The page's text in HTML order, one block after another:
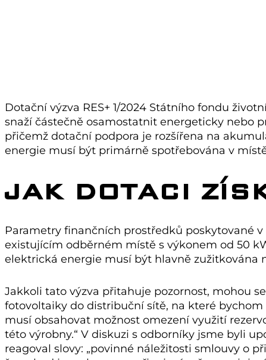
Dotační výzva RES+ 1/2024 Státního fondu
snaží částečně osamostatnit energeticky nebo
přičemž dotační podpora je rozšířena na
energie musí být primárně spotřebována v
JAK DOTACI
Parametry finančních prostředků poskytované
existujícím odběrném místě s výkonem od 50
elektrická energie musí být hlavně zužitkována
Jakkoli tato výzva přitahuje pozornost, mohou
fotovoltaiky do distribuční sítě, na které
musí obsahovat možnost omezení využití
této výrobny.“ V diskuzi s odborníky jsme byli
reagoval slovy: „povinné náležitosti smlouvy o